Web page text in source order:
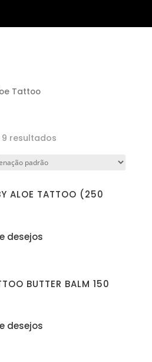
Tattoo
resultados
ALOE TATTOO (250
desejos
BUTTER BALM 150
desejos